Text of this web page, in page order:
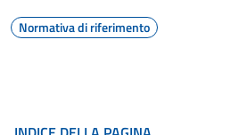
Normativa di riferimento